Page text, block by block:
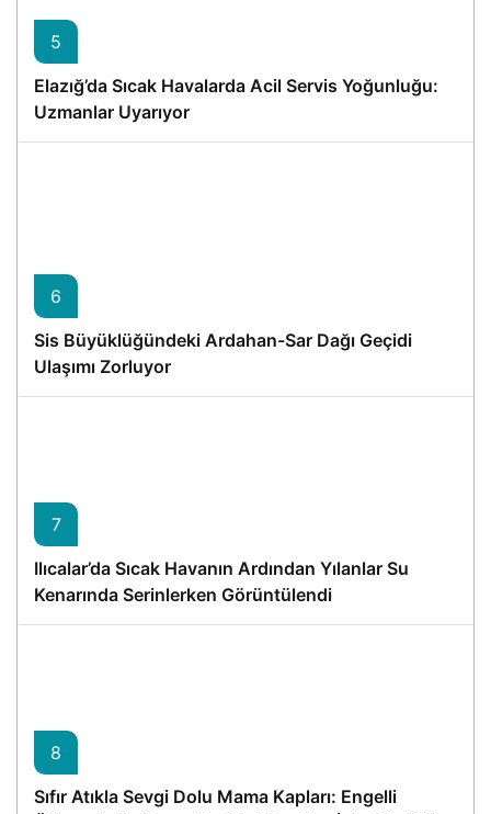
5
Elazığ’da Sıcak Havalarda Acil Servis Yoğunluğu:
Uzmanlar Uyarıyor
6
Sis Büyüklüğündeki Ardahan-Sar Dağı Geçidi
Ulaşımı Zorluyor
7
Ilıcalar’da Sıcak Havanın Ardından Yılanlar Su
Kenarında Serinlerken Görüntülendi
8
Sıfır Atıkla Sevgi Dolu Mama Kapları: Engelli